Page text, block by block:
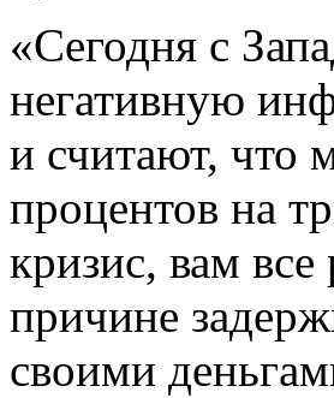
«Сегодня с
негативную
и считают, что
процентов на
кризис, вам
причине
своими